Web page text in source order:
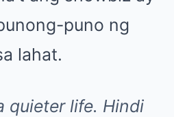
puno ng
lahat.
quieter life. Hindi